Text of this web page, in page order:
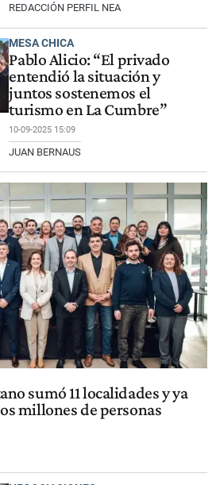
REDACCIÓN PERFIL NEA
MESA CHICA
Pablo Alicio: “El privado
entendió la situación y
juntos sostenemos el
turismo en La Cumbre”
10-09-2025 15:09
JUAN BERNAUS
sumó 11 localidades y ya
millones de personas